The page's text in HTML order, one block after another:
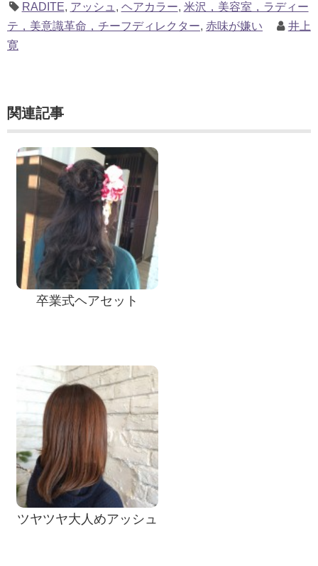
RADITE, アッシュ , ヘアカラー, 米沢，美容室，ラディー
テ，美意識革命，チーフディレクター, 赤味が嫌い
井上
寛
関連記事
卒業式ヘアセット
ツヤツヤ大人めアッシュ